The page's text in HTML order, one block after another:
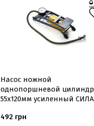
Насос ножной
однопоршневой цилиндр
55х120мм усиленный СИЛА
492 грн